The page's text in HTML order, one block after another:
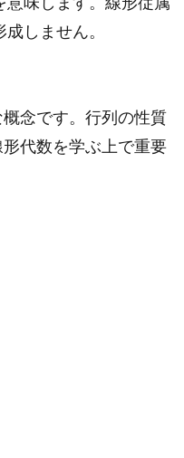
しません。
念です。行列の性質
代数を学ぶ上で重要